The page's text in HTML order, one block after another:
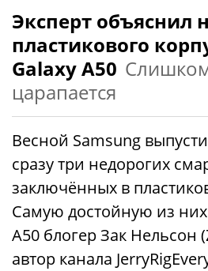
Эксперт объяснил
пластикового
Galaxy A50
царапается
Весной Samsung
сразу три недорогих
заключённых в
Самую достойную из
A50 блогер Зак Нельсон
автор канала